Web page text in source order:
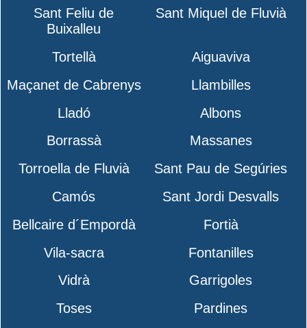
Sant Feliu de
Buixalleu
Sant Miquel de Fluvià
Tortellà
Aiguaviva
Maçanet de Cabrenys
Llambilles
Lladó
Albons
Borrassà
Massanes
Torroella de Fluvià
Sant Pau de Segúries
Camós
Sant Jordi Desvalls
Bellcaire d´Empordà
Fortià
Vila-sacra
Fontanilles
Vidrà
Garrigoles
Toses
Pardines